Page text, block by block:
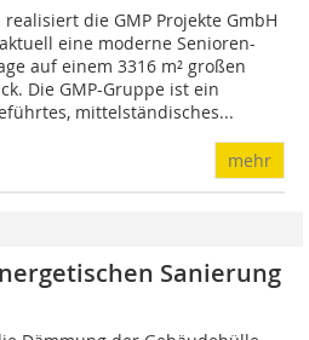
realisiert die GMP Projekte GmbH
eine moderne Senioren-
auf einem 3316 m² großen
Die GMP-Gruppe ist ein
mittelständisches...
mehr
Sanierung